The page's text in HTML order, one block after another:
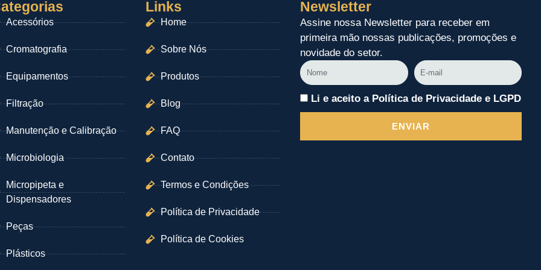
Acessórios
Cromatografia
Equipamentos
Filtração
Manutenção e Calibração
Microbiologia
Micropipeta e
Dispensadores
Peças
Plásticos
Links
Home
Sobre Nós
Produtos
Blog
FAQ
Contato
Termos e Condições
Política de Privacidade
Política de Cookies
Newsletter
Assine nossa Newsletter para receber em
primeira mão nossas publicações, promoções e
novidade do setor.
Nome
E-
mail
Li e aceito a Política de Privacidade e LGPD
ENVIAR